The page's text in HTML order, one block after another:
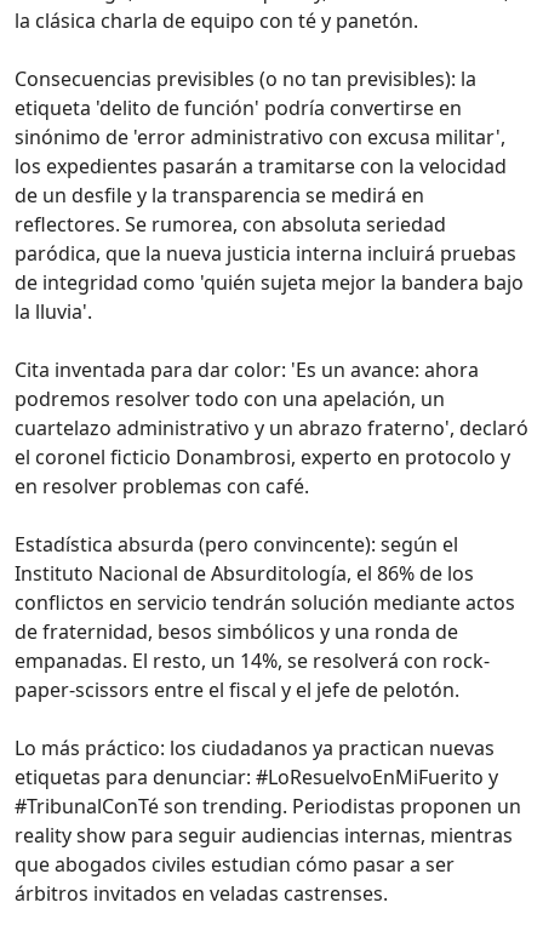
la clásica charla de equipo con té y panetón.
Consecuencias previsibles (o no tan previsibles): la
etiqueta 'delito de función' podría convertirse en
sinónimo de 'error administrativo con excusa militar',
los expedientes pasarán a tramitarse con la velocidad
de un desfile y la transparencia se medirá en
reflectores. Se rumorea, con absoluta seriedad
paródica, que la nueva justicia interna incluirá pruebas
de integridad como 'quién sujeta mejor la bandera bajo
la lluvia'.
Cita inventada para dar color: 'Es un avance: ahora
podremos resolver todo con una apelación, un
cuartelazo administrativo y un abrazo fraterno', declaró
el coronel ficticio Donambrosi, experto en protocolo y
en resolver problemas con café.
Estadística absurda (pero convincente): según el
Instituto Nacional de Absurditología, el 86% de los
conflictos en servicio tendrán solución mediante actos
de fraternidad, besos simbólicos y una ronda de
empanadas. El resto, un 14%, se resolverá con rock-
paper-scissors entre el fiscal y el jefe de pelotón.
Lo más práctico: los ciudadanos ya practican nuevas
etiquetas para denunciar: #LoResuelvoEnMiFuerito y
#TribunalConTé son trending. Periodistas proponen un
reality show para seguir audiencias internas, mientras
que abogados civiles estudian cómo pasar a ser
árbitros invitados en veladas castrenses.